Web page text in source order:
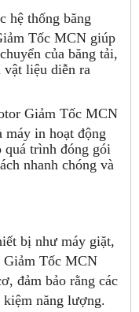
hệ thống băng
Tốc MCN giúp
của băng tải,
vật liệu diễn ra
Giảm Tốc MCN
máy in hoạt động
quá trình đóng gói
nhanh chóng và
bị như máy giặt,
Giảm Tốc MCN
đảm bảo rằng các
năng lượng.